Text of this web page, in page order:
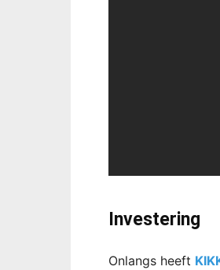
Investering
Onlangs heeft